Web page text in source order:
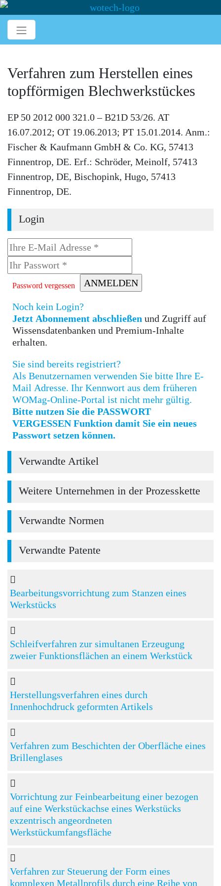
Verfahren zum Herstellen eines
topfförmigen Blechwerkstückes
EP 50 2012 000 321.0 – B21D 53/26. AT
16.07.2012; OT 19.06.2013; PT 15.01.2014. Anm.:
Fischer & Kaufmann GmbH & Co. KG, 57413
Finnentrop, DE. Erf.: Schröder, Meinolf, 57413
Finnentrop, DE, Bischopink, Hugo, 57413
Finnentrop, DE.
Login
Password vergessen
Noch kein Login?
Jetzt Abonnement abschließen
Wissensdatenbanken und Premium-Inhalte
erhalten.
Sie sind bereits registriert?
Als Benutzernamen verwenden Sie bitte Ihre E-
Mail Adresse. Ihr Kennwort aus dem früheren
WOMag-Online-Portal ist nicht mehr gültig.
Bitte nutzen Sie die PASSWORT
VERGESSEN Funktion damit Sie ein neues
Passwort setzen können.
Verwandte Artikel
Weitere Unternehmen in der Prozesskette
Verwandte Normen
Verwandte Patente
Bearbeitungsvorrichtung zum Stanzen eines
Werkstücks
Schleifverfahren zur simultanen Erzeugung
zweier Funktionsflächen an einem Werkstück
Herstellungsverfahren eines durch
Innenhochdruck geformten Artikels
Verfahren zum Beschichten der Oberfläche eines
Brillenglases
Vorrichtung zur Feinbearbeitung einer bezogen
auf eine Werkstückachse eines Werkstücks
exzentrisch angeordneten
Werkstückumfangsfläche
Verfahren zur Steuerung der Form eines
komplexen Metallprofils durch eine Reihe von